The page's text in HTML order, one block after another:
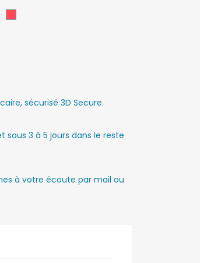
sécurisé 3D Secure.
sous 3 à 5 jours dans le reste
à votre écoute par mail ou